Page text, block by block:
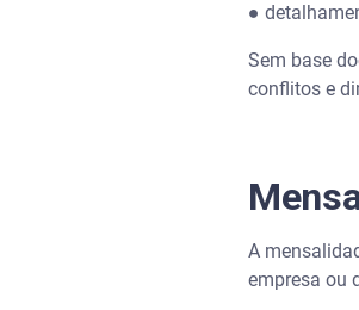
●
Sem base
conflitos e
A
empresa ou